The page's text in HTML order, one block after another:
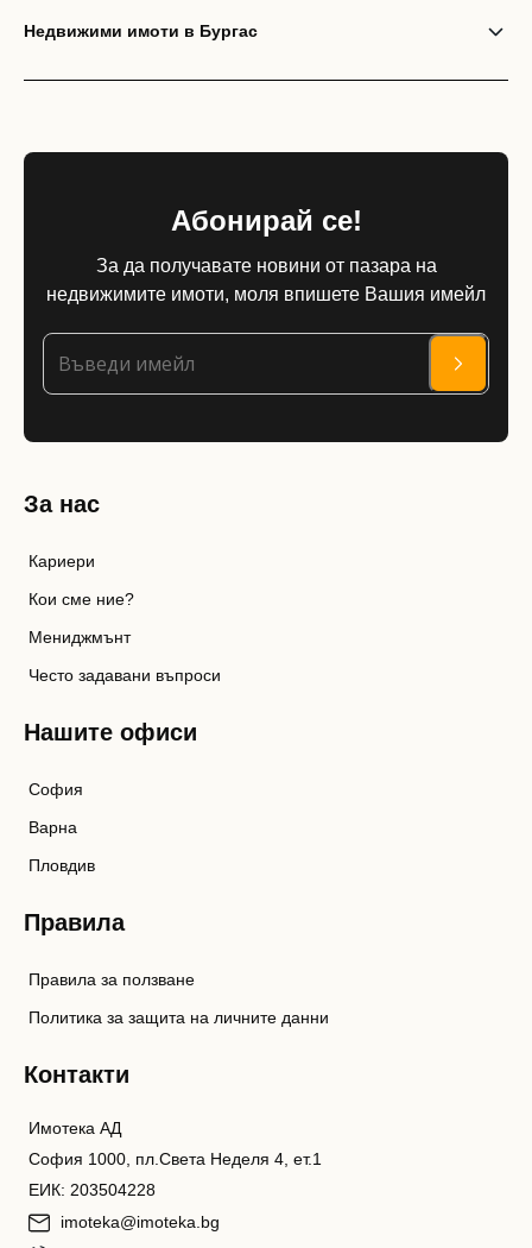
Недвижими имоти в Бургас
Абонирай се!
За да получавате новини от пазара на
недвижимите имоти, моля впишете Вашия имейл
За нас
Кариери
Кои сме ние?
Мениджмънт
Често задавани въпроси
Нашите офиси
София
Варна
Пловдив
Правила
Правила за ползване
Политика за защита на личните данни
Контакти
Имотека АД
София 1000, пл.Света Неделя 4, ет.1
ЕИК: 203504228
imoteka@imoteka.bg